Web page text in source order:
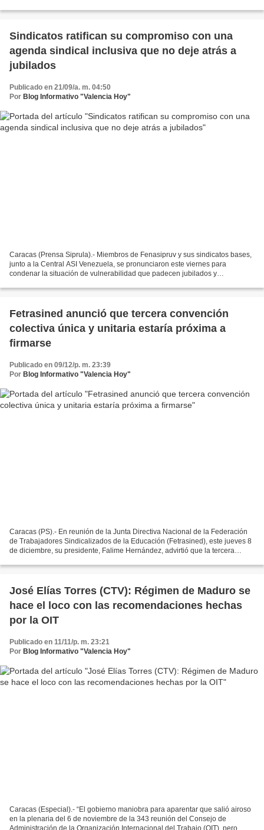
Sindicatos ratifican su compromiso con una
agenda sindical inclusiva que no deje atrás a
jubilados
Publicado en 21/09/a. m. 04:50
Por Blog Informativo "Valencia Hoy"
Caracas (Prensa Siprula).- Miembros de Fenasipruv y sus sindicatos bases,
junto a la Central ASI Venezuela, se pronunciaron este viernes para
condenar la situación de vulnerabilidad que padecen jubilados y
Fetrasined anunció que tercera convención
colectiva única y unitaria estaría próxima a
firmarse
Publicado en 09/12/p. m. 23:39
Por Blog Informativo "Valencia Hoy"
Caracas (PS).- En reunión de la Junta Directiva Nacional de la Federación
de Trabajadores Sindicalizados de la Educación (Fetrasined), este jueves 8
de diciembre, su presidente, Falime Hernández, advirtió que la tercera
José Elías Torres (CTV): Régimen de Maduro se
hace el loco con las recomendaciones hechas
por la OIT
Publicado en 11/11/p. m. 23:21
Por Blog Informativo "Valencia Hoy"
Caracas (Especial).- “El gobierno maniobra para aparentar que salió airoso
en la plenaria del 6 de noviembre de la 343 reunión del Consejo de
Administración de la Organización Internacional del Trabajo (OIT), pero